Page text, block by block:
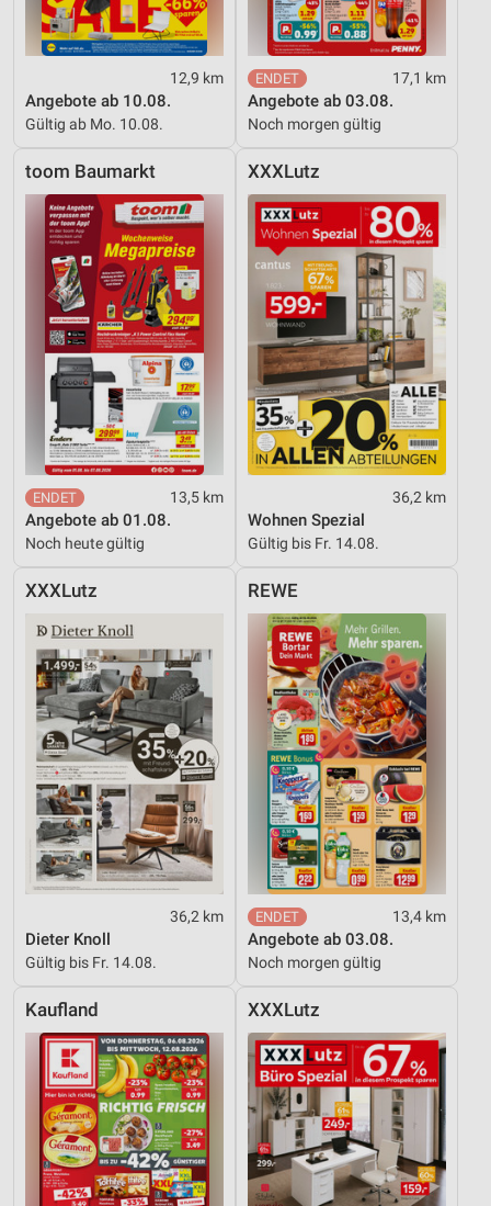
12,9 km
Angebote ab 10.08.
Gültig ab Mo. 10.08.
17,1 km
Angebote ab 03.08.
Noch morgen gültig
toom Baumarkt
13,5 km
Angebote ab 01.08.
Noch heute gültig
XXXLutz
36,2 km
Wohnen Spezial
Gültig bis Fr. 14.08.
XXXLutz
36,2 km
Dieter Knoll
Gültig bis Fr. 14.08.
REWE
13,4 km
Angebote ab 03.08.
Noch morgen gültig
Kaufland XXXLutz